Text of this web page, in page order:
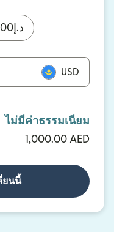
د.إ
USD
ไม่มีค่าธรรมเนียม
1,000.00 AED
ยนนี้